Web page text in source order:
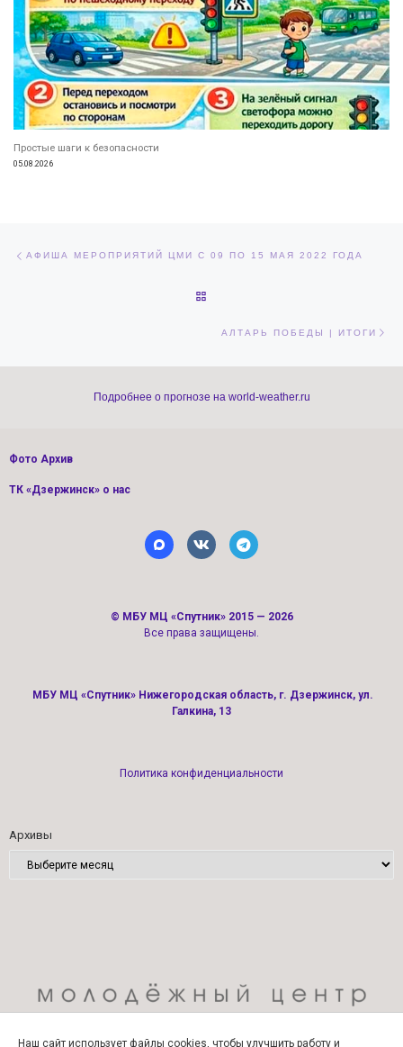
Простые шаги к безопасности
05.08.2026
Навигация по записям
АФИША МЕРОПРИЯТИЙ ЦМИ С 09 ПО 15 МАЯ 2022 ГОДА
АЛТАРЬ ПОБЕДЫ | ИТОГИ
Подробнее о прогнозе на world-weather.ru
Фото Архив
ТК «Дзержинск» о нас
© МБУ МЦ «Спутник» 2015 — 2026
Все права защищены.
МБУ МЦ «Спутник» Нижегородская область, г. Дзержинск, ул.
Галкина, 13
Политика конфиденциальности
Архивы
Наш сайт использует файлы cookies, чтобы улучшить работу и